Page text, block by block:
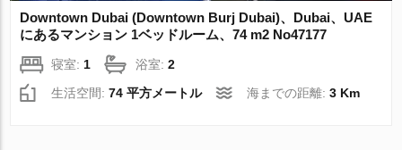
Downtown Dubai (Downtown Burj Dubai)、Dubai、UAE
にあるマンション 1ベッドルーム、74 m2 No47177
寝室:1 浴室:2
生活空間:74 平方メートル 海までの距離:3 Km